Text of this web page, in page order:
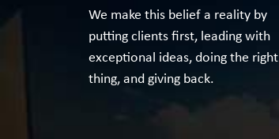
We make this belief a reality by
putting clients first, leading with
exceptional ideas, doing the right
thing, and giving back.